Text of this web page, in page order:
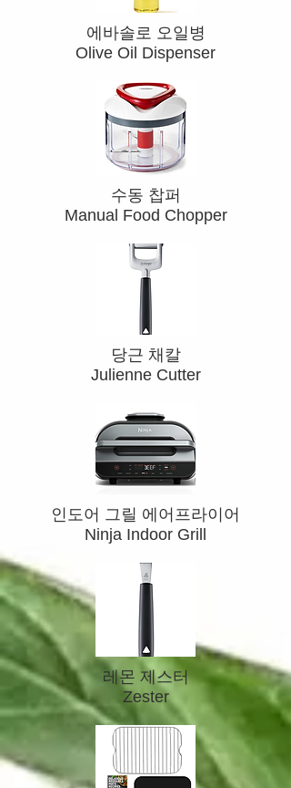
​에바솔로 오일병
Olive Oil Dispenser
​수동 찹퍼
Manual Food Chopper
​당근 채칼
Julienne Cutter
인도어 그릴 에어프라이어
Ninja Indoor Grill
레몬 제스터
Zester